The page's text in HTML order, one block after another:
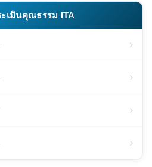
ะเมินคุณธรรม ITA